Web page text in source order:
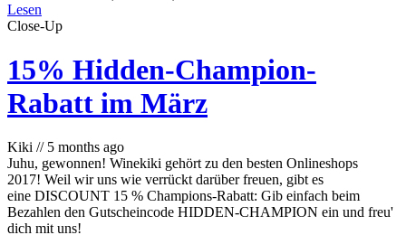
Lesen
Close-Up
15% Hidden-Champion-
Rabatt im März
Kiki // 5 months ago
Juhu, gewonnen! Winekiki gehört zu den besten Onlineshops
2017! Weil wir uns wie verrückt darüber freuen, gibt es
eine DISCOUNT 15 % Champions-Rabatt: Gib einfach beim
Bezahlen den Gutscheincode HIDDEN-CHAMPION ein und freu'
dich mit uns!